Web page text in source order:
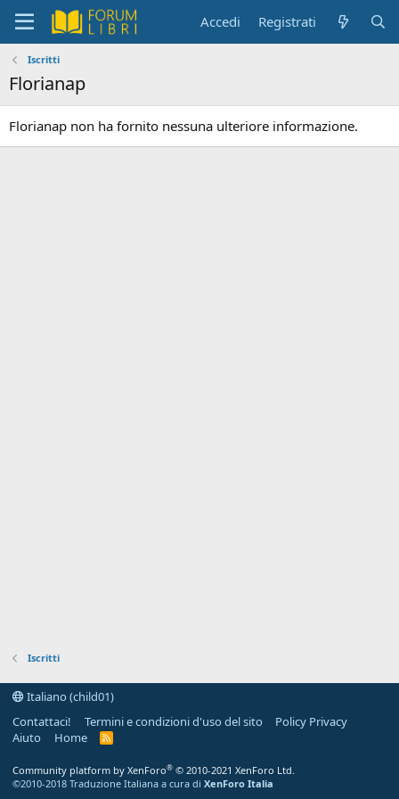
Accedi Registrati
Iscritti
Florianap
Florianap non ha fornito nessuna ulteriore informazione.
Iscritti
Italiano (child01)
Contattaci!
Termini e condizioni d'uso del sito
Policy Privacy
Aiuto
Home
R
Community platform by XenForo® © 2010-2021 XenForo Ltd.
©2010-2018 Traduzione Italiana a cura di XenForo Italia